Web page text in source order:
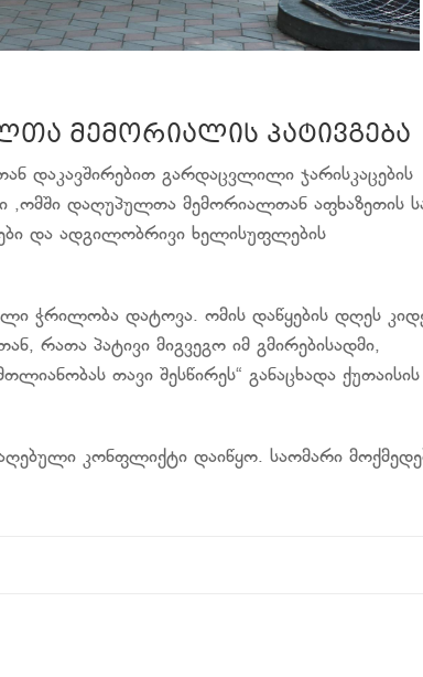
მემორიალის პატივგება
დაკავშირებით გარდაცვლილი ჯარისკაცების
,ომში დაღუპულთა მემორიალთან აფხაზეთის
და ადგილობრივი ხელისუფლების
ჭრილობა დატოვა. ომის დაწყების დღეს
რათა პატივი მიგვეგო იმ გმირებისადმი,
თავი შესწირეს“ განაცხადა
კონფლიქტი დაიწყო. საომარი